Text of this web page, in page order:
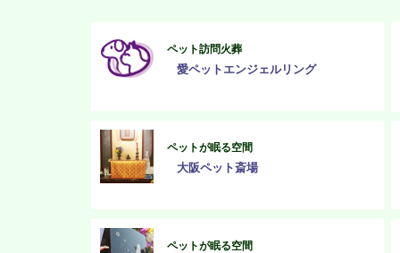
ペット訪問火葬
愛ペットエンジェルリング
ペットが眠る空間
大阪ペット斎場
ペットが眠る空間